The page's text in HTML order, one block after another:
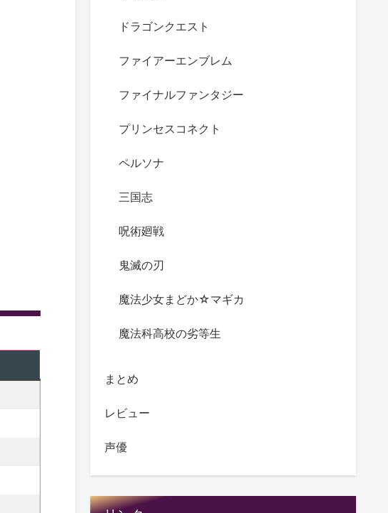
ドラゴンクエスト
ファイアーエンブレム
ファイナルファンタジー
プリンセスコネクト
ペルソナ
三国志
呪術廻戦
鬼滅の刃
魔法少女まどか☆マギカ
魔法科高校の劣等生
まとめ
レビュー
声優